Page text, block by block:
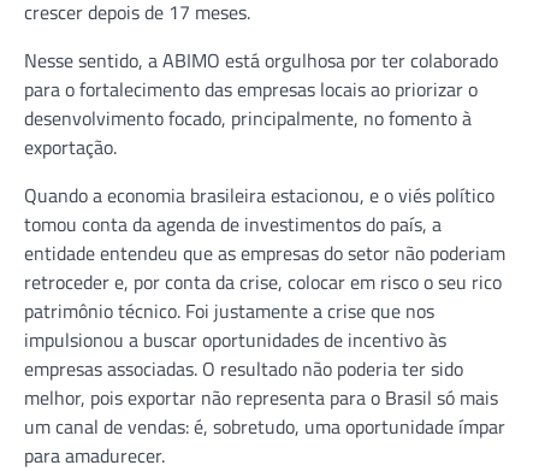
crescer depois de 17 meses.
Nesse sentido, a ABIMO está orgulhosa por ter colaborado
para o fortalecimento das empresas locais ao priorizar o
desenvolvimento focado, principalmente, no fomento à
exportação.
Quando a economia brasileira estacionou, e o viés político
tomou conta da agenda de investimentos do país, a
entidade entendeu que as empresas do setor não poderiam
retroceder e, por conta da crise, colocar em risco o seu rico
patrimônio técnico. Foi justamente a crise que nos
impulsionou a buscar oportunidades de incentivo às
empresas associadas. O resultado não poderia ter sido
melhor, pois exportar não representa para o Brasil só mais
um canal de vendas: é, sobretudo, uma oportunidade ímpar
para amadurecer.